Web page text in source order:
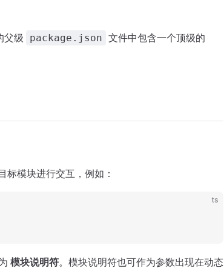
父级 package.json 文件中包含一个顶级的
标模块进行交互，例如：
ts
模块说明符。模块说明符也可作为参数出现在动态